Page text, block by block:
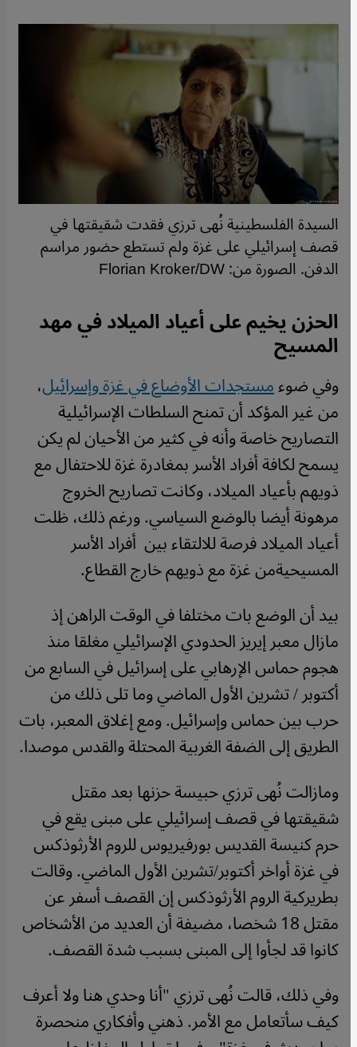
السيدة الفلسطينية نُهى ترزي فقدت شقيقتها في
قصف إسرائيلي على غزة ولم تستطع حضور مراسم
الدفن. الصورة من: Florian Kroker/DW
الحزن يخيم على أعياد الميلاد في مهد
المسيح
وفي ضوءمستجدات الأوضاع في غزة وإسرائيل،
من غير المؤكد أن تمنح السلطات الإسرائيلية
التصاريح خاصة وأنه في كثير من الأحيان لم يكن
يسمح لكافة أفراد الأسر بمغادرة غزة للاحتفال مع
ذويهم بأعياد الميلاد، وكانت تصاريح الخروج
مرهونة أيضا بالوضع السياسي. ورغم ذلك، ظلت
أعياد الميلاد فرصة للالتقاء بين أفراد الأسر
المسيحيةمن غزة مع ذويهم خارج القطاع.
بيد أن الوضع بات مختلفا في الوقت الراهن إذ
مازال معبر إيريز الحدودي الإسرائيلي مغلقا منذ
هجوم حماس الإرهابي على إسرائيل في السابع من
أكتوبر / تشرين الأول الماضي وما تلى ذلك من
حرب بين حماس وإسرائيل. ومع إغلاق المعبر، بات
الطريق إلى الضفة الغربية المحتلة والقدس موصدا.
ومازالت نُهى ترزي حبيسة حزنها بعد مقتل
شقيقتها في قصف إسرائيلي على مبنى يقع في
حرم كنيسة القديس بورفيريوس للروم الأرثوذكس
في غزة أواخر أكتوبر/تشرين الأول الماضي. وقالت
بطريركية الروم الأرثوذكس إن القصف أسفر عن
مقتل 18 شخصا، مضيفة أن العديد من الأشخاص
كانوا قد لجأوا إلى المبنى بسبب شدة القصف.
وفي ذلك، قالت نُهى ترزي "أنا وحدي هنا ولا أعرف
كيف سأتعامل مع الأمر. ذهني وأفكاري منحصرة